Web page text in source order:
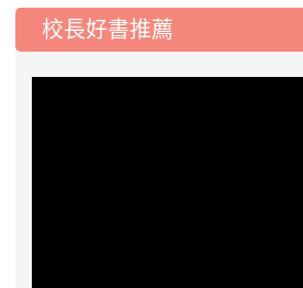
態編班結果公告
校長好書推薦